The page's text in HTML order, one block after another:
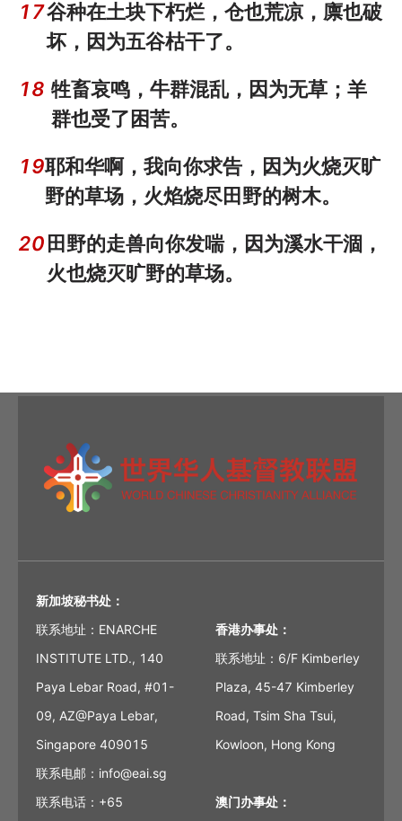
17谷种在土块下朽烂，仓也荒凉，廪也破
坏，因为五谷枯干了。
18 牲畜哀鸣，牛群混乱，因为无草；羊
群也受了困苦。
19耶和华啊，我向你求告，因为火烧灭旷
野的草场，火焰烧尽田野的树木。
20 田野的走兽向你发喘，因为溪水干涸，
火也烧灭旷野的草场。
新加坡秘书处：
联系地址：ENARCHE
INSTITUTE LTD., 140
Paya Lebar Road, #01-
09, AZ@Paya Lebar,
Singapore 409015
联系电邮：info@eai.sg
联系电话：+65
香港办事处：
联系地址：6/F Kimberley
Plaza, 45-47 Kimberley
Road, Tsim Sha Tsui,
Kowloon, Hong Kong
澳门办事处：